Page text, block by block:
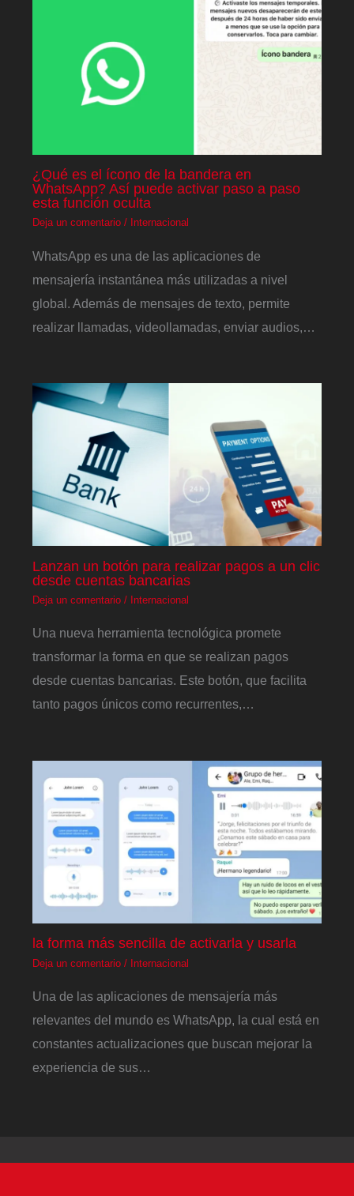
¿Qué es el ícono de la bandera en
WhatsApp? Así puede activar paso a paso
esta función oculta
Deja un comentario / Internacional
WhatsApp es una de las aplicaciones de
mensajería instantánea más utilizadas a nivel
global. Además de mensajes de texto, permite
realizar llamadas, videollamadas, enviar audios,…
Lanzan un botón para realizar pagos a un clic
desde cuentas bancarias
Deja un comentario / Internacional
Una nueva herramienta tecnológica promete
transformar la forma en que se realizan pagos
desde cuentas bancarias. Este botón, que facilita
tanto pagos únicos como recurrentes,…
la forma más sencilla de activarla y usarla
Deja un comentario / Internacional
Una de las aplicaciones de mensajería más
relevantes del mundo es WhatsApp, la cual está en
constantes actualizaciones que buscan mejorar la
experiencia de sus…